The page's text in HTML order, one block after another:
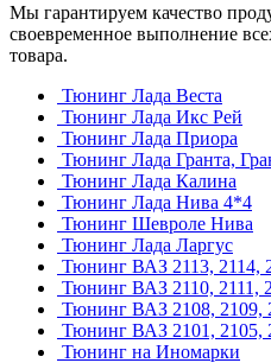
Мы гарантируем качество
своевременное выполнение
товара.
Тюнинг Лада Веста
Тюнинг Лада Икс Рей
Тюнинг Лада Приора
Тюнинг Лада Гранта,
Тюнинг Лада Калина
Тюнинг Лада Нива 4*4
Тюнинг Шевроле Нива
Тюнинг Лада Ларгус
Тюнинг ВАЗ 2113, 2114,
Тюнинг ВАЗ 2110, 2111,
Тюнинг ВАЗ 2108, 2109,
Тюнинг ВАЗ 2101, 2105,
Тюнинг на Иномарки